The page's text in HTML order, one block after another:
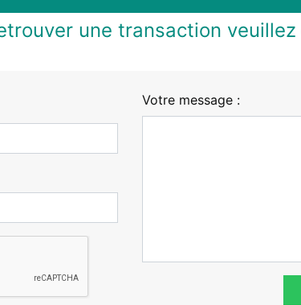
une transaction
Votre message :